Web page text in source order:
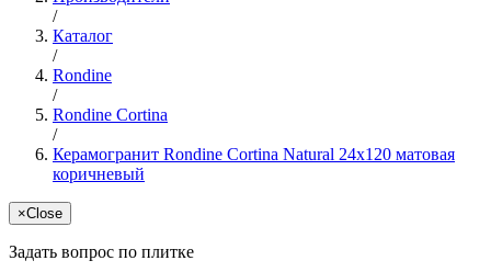
/
Каталог
/
Rondine
/
Rondine Cortina
/
Керамогранит Rondine Cortina Natural 24x120 матовая
коричневый
×Close
Задать вопрос по плитке